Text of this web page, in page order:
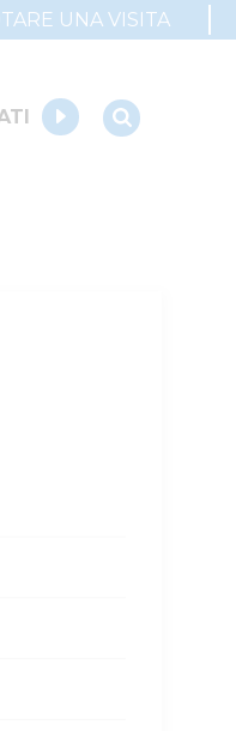
UNA VISITA